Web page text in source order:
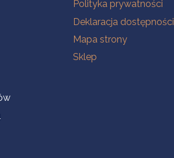
Polityka prywatności
Deklaracja dostępności
Mapa strony
Sklep